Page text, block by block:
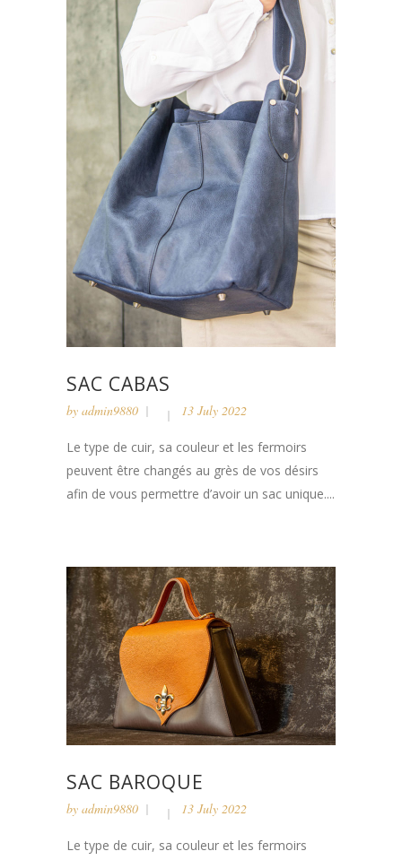
SAC CABAS
by admin9880 13 July 2022
Le type de cuir, sa couleur et les fermoirs
peuvent être changés au grès de vos désirs
afin de vous permettre d’avoir un sac unique....
SAC BAROQUE
by admin9880 13 July 2022
Le type de cuir, sa couleur et les fermoirs